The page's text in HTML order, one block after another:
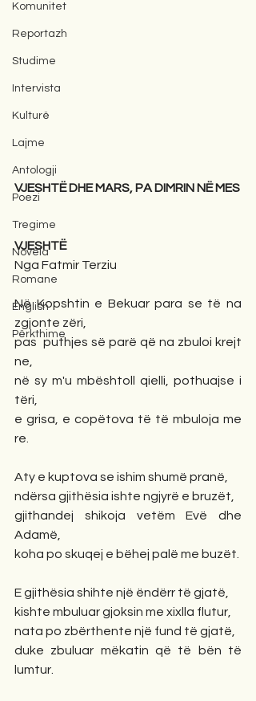
Komunitet
Reportazh
Studime
Intervista
Kulturë
Lajme
Antologji
Poezi
Tregime
Novela
Romane
English
Përkthime
VJESHTË DHE MARS, PA DIMRIN NË MES
VJESHTË
Nga Fatmir Terziu
Në Kopshtin e Bekuar para se të na
zgjonte zëri,
pas  puthjes së parë që na zbuloi krejt
ne,
në sy m'u mbështoll qielli, pothuajse i
tëri,
e grisa, e copëtova të të mbuloja me
re.
Aty e kuptova se ishim shumë pranë,
ndërsa gjithësia ishte ngjyrë e bruzët,
gjithandej shikoja vetëm Evë dhe
Adamë,
koha po skuqej e bëhej palë me buzët.
E gjithësia shihte një ëndërr të gjatë,
kishte mbuluar gjoksin me xixlla flutur,
nata po zbërthente një fund të gjatë,
duke zbuluar mëkatin që të bën të
lumtur.